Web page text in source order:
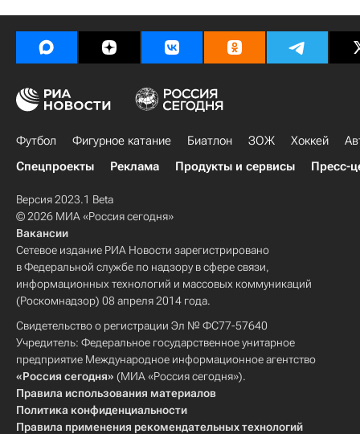
Футбол Фигурное катание Биатлон ЗОЖ Хоккей
Спецпроекты
Реклама Продукты и сервисы Пресс-
Версия 2023.1 Beta
© 2026 МИА «Россия сегодня»
Вакансии
Сетевое издание РИА Новости зарегистрировано
в Федеральной службе по надзору в сфере связи,
информационных технологий и массовых коммуникаций
(Роскомнадзор) 08 апреля 2014 года.
Свидетельство о регистрации Эл № ФС77-57640
Учредитель: Федеральное государственное унитарное
предприятие Международное информационное агентство
«Россия сегодня» (МИА «Россия сегодня»).
Правила использования материалов
Политика конфиденциальности
Правила применения рекомендательных технологий